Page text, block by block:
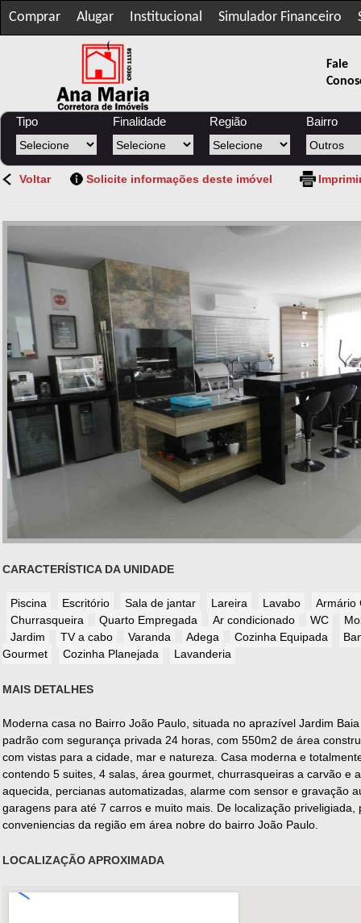
Comprar Alugar Institucional Simulador Financeiro
Fale
Tipo Finalidade Região Bairro
Voltar Solicite informações deste imóvel
CARACTERÍSTICA DA UNIDADE
Piscina Escritório Sala de jantar Lareira Lavabo
Armário
Churrasqueira
Quarto Empregada Ar condicionado WC
Jardim
TV a cabo Varanda Adega Cozinha Equipada
Gourmet
Cozinha Planejada Lavanderia
MAIS DETALHES
Moderna casa no Bairro João Paulo, situada no aprazível Jardim
padrão com segurança privada 24 horas, com 550m2 de área
com vistas para a cidade, mar e natureza. Casa moderna e
contendo 5 suites, 4 salas, área gourmet, churrasqueiras a carvão e
aquecida, percianas automatizadas, alarme com sensor e gravação
garagens para até 7 carros e muito mais. De localização priveligiada,
conveniencias da região em área nobre do bairro João Paulo.
LOCALIZAÇÃO APROXIMADA